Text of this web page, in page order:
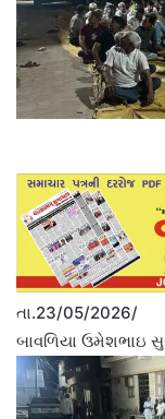
તા.23/05/2026/
બાવળિયા ઉમેશભાઇ